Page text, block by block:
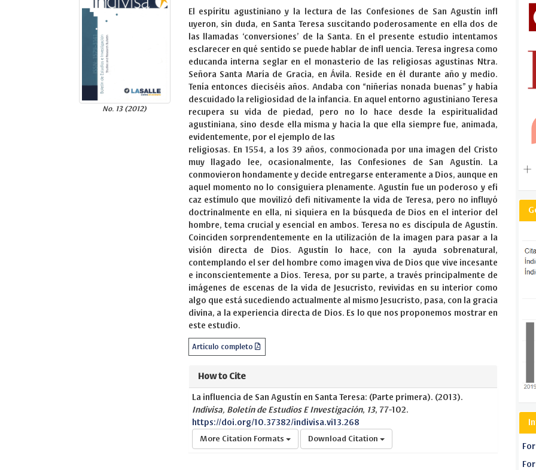
No. 13 (2012)
El espíritu agustiniano y la lectura de las Confesiones de San Agustín infl
uyeron, sin duda, en Santa Teresa suscitando poderosamente en ella dos de
las llamadas ‘conversiones’ de la Santa. En el presente estudio intentamos
esclarecer en qué sentido se puede hablar de infl uencia. Teresa ingresa como
educanda interna seglar en el monasterio de las religiosas agustinas Ntra.
Señora Santa María de Gracia, en Ávila. Reside en él durante año y medio.
Tenía entonces dieciséis años. Andaba con “niñerías nonada buenas” y había
descuidado la religiosidad de la infancia. En aquel entorno agustiniano Teresa
recupera su vida de piedad, pero no lo hace desde la espiritualidad
agustiniana, sino desde ella misma y hacia la que ella siempre fue, animada,
evidentemente, por el ejemplo de las
religiosas. En 1554, a los 39 años, conmocionada por una imagen del Cristo
muy llagado lee, ocasionalmente, las Confesiones de San Agustín. La
conmovieron hondamente y decide entregarse enteramente a Dios, aunque en
aquel momento no lo consiguiera plenamente. Agustín fue un poderoso y efi
caz estímulo que movilizó defi nitivamente la vida de Teresa, pero no influyó
doctrinalmente en ella, ni siquiera en la búsqueda de Dios en el interior del
hombre, tema crucial y esencial en ambos. Teresa no es discípula de Agustín.
Coinciden sorprendentemente en la utilización de la imagen para pasar a la
visión directa de Dios. Agustín lo hace, con la ayuda sobrenatural,
contemplando el ser del hombre como imagen viva de Dios que vive incesante
e inconscientemente a Dios. Teresa, por su parte, a través principalmente de
imágenes de escenas de la vida de Jesucristo, revividas en su interior como
algo que está sucediendo actualmente al mismo Jesucristo, pasa, con la gracia
divina, a la experiencia directa de Dios. Es lo que nos proponemos mostrar en
este estudio.
Artículo completo
How to Cite
La influencia de San Agustín en Santa Teresa: (Parte primera). (2013).
Indivisa, Boletín de Estudios E Investigación, 13, 77-102.
https://doi.org/10.37382/indivisa.vi13.268
More Citation Formats Download Citation